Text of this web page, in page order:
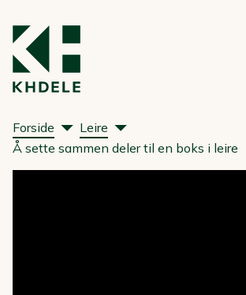
Forside
Leire
Å sette sammen deler til en boks i leire